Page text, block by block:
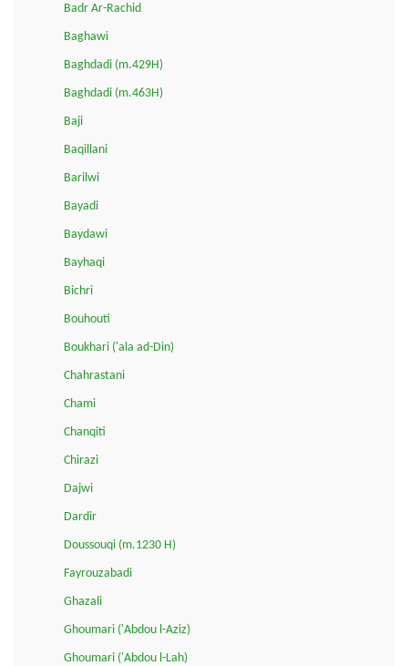
Badr Ar-Rachid
Baghawi
Baghdadi (m.429H)
Baghdadi (m.463H)
Baji
Baqillani
Barilwi
Bayadi
Baydawi
Bayhaqi
Bichri
Bouhouti
Boukhari ('ala ad-Din)
Chahrastani
Chami
Chanqiti
Chirazi
Dajwi
Dardir
Doussouqi (m.1230 H)
Fayrouzabadi
Ghazali
Ghoumari ('Abdou l-Aziz)
Ghoumari ('Abdou l-Lah)